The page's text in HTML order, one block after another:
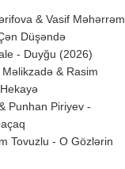
& Vasif
Düşəndə
- Duyğu (2026)
& Rasim
Punhan Piriyev -
Tovuzlu - O Gözlərin